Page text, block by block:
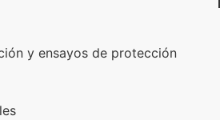
y ensayos de protección